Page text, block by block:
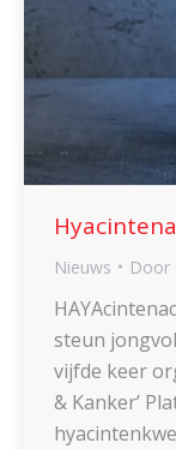
Nieuws Door
steun
vijfde keer
& Kanker’